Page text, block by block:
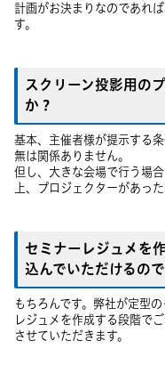
計画がお決まりなのであれ
す。
スクリーン投影用の
か？
基本、主催者様が提示する
無は関係ありません。
但し、大きな会場で行う場
上、プロジェクターがあっ
セミナーレジュメを
込んでいただけるの
もちろんです。弊社が定型
レジュメを作成する段階で
させていただきます。